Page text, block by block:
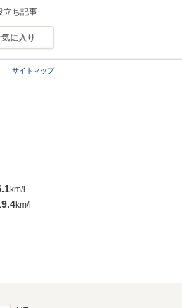
立ち記事
に入り
サイトマップ
km/l
km/l